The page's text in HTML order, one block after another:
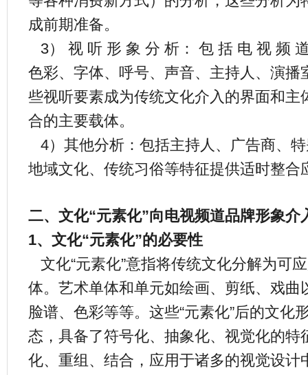
成前期准备。
3） 视 听 形 象 分 析： 包 括 电 视 频
色彩、字体、呼号、声音、主持人、演播
些视听要素成为传统文化介入的界面和主
合的主要载体。
4）其他分析：包括主持人、广告商、
地域文化、传统习俗等特征提供适时整合
二、文化“元素化”向电视频道品牌形象介
1、文化“元素化”的必要性
文化“元素化”意指将传统文化分解为可
体。艺术单体和单元如绘画、剪纸、戏曲
脸谱、色彩等等。这些“元素化”后的文化
态，具备了符号化、抽象化、视觉化的特
化、重组、结合，应用于诸多的视觉设计